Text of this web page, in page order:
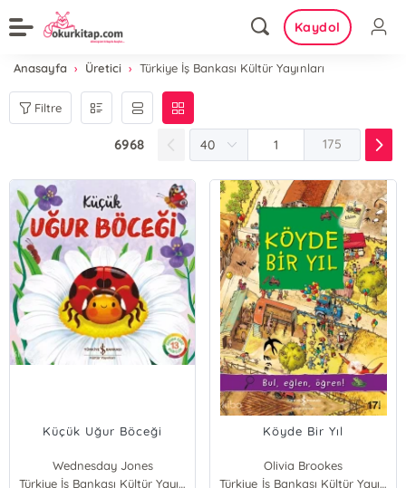
Kaydol
Anasayfa Üretici Türkiye İş Bankası Kültür Yayınları
Filtre
6968 175
Küçük Uğur Böceği
Wednesday Jones
Türkiye İş Bankası Kültür Yayınları
Köyde Bir Yıl
Olivia Brookes
Türkiye İş Bankası Kültür Yayınları